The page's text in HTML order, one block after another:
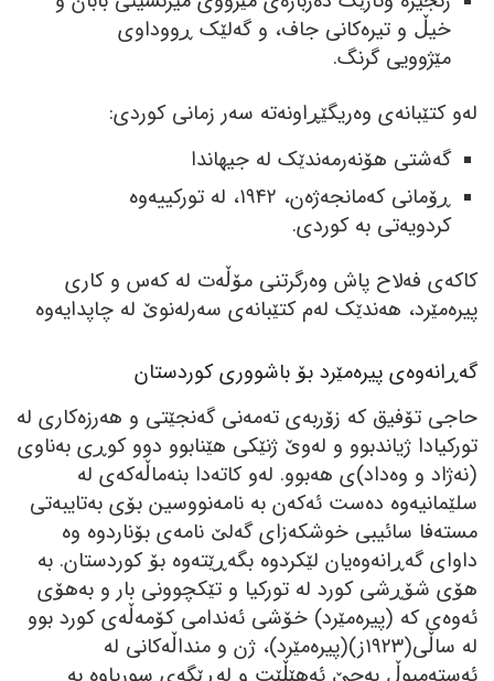
خیڵ و تیرەکانی جاف، و گەلێک ڕووداوی
مێژوویی گرنگ.
لەو کتێبانەی وەریگێڕاونەتە سەر زمانی کوردی:
گەشتی ھۆنەرمەندێک لە جیھاندا
ڕۆمانی کەمانجەژەن، ١٩٤٢، لە تورکییەوە
کردویەتی بە کوردی.
کاکەی فەلاح پاش وەرگرتنی مۆڵەت لە کەس و کاری
پیرەمێرد، ھەندێک لەم کتێبانەی سەرلەنوێ لە چاپدایەوە
گەڕانەوەی پیرەمێرد بۆ باشووری کوردستان
حاجی تۆفیق کە زۆربەی تەمەنی گەنجێتی و ھەرزەکاری لە
تورکیادا ژیاندبوو و لەوێ ژنێکی ھێنابوو دوو کوڕی بەناوی
(نەژاد و وەداد)ی ھەبوو. لەو کاتەدا بنەماڵەکەی لە
سلێمانیەوە دەست ئەکەن بە نامەنووسین بۆی بەتایبەتی
مستەفا سائیبی خوشکەزای گەلێ نامەی بۆناردوە وە
داوای گەڕانەوەیان لێکردوە بگەڕێتەوە بۆ کوردستان. بە
ھۆی شۆڕشی کورد لە تورکیا و تێکچوونی بار و بەھۆی
ئەوەی کە (پیرەمێرد) خۆشی ئەندامی کۆمەڵەی کورد بوو
لە ساڵی(١٩٢٣ز)(پیرەمێرد)، ژن و منداڵەکانی لە